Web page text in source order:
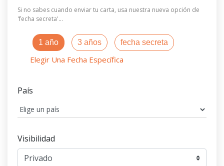
Si no sabes cuando enviar tu carta, usa nuestra nueva opción de
'fecha secreta'...
1 año 3 años fecha secreta
Elegir Una Fecha Específica
País
Visibilidad